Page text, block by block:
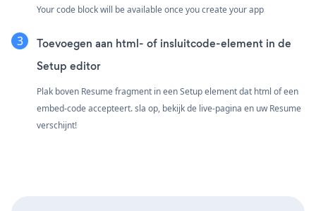
Your code block will be available once you create your app
Toevoegen aan html- of insluitcode-element in de
Setup editor
Plak boven Resume fragment in een Setup element dat html of een
embed-code accepteert. sla op, bekijk de live-pagina en uw Resume
verschijnt!